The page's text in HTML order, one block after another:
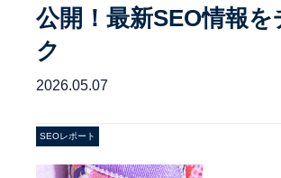
公開！最新SEO情報を
ク
2026.05.07
SEOレポート